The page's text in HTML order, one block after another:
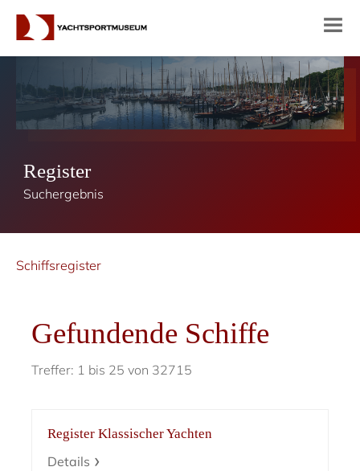
Register
Suchergebnis
Schiffsregister
Gefundende Schiffe
Treffer: 1 bis 25 von 32715
Register Klassischer Yachten
Details